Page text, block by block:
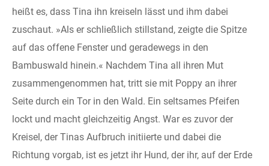
heißt es, dass Tina ihn kreiseln lässt und ihm dabei
zuschaut. »Als er schließlich stillstand, zeigte die Spitze
auf das offene Fenster und geradewegs in den
Bambuswald hinein.« Nachdem Tina all ihren Mut
zusammengenommen hat, tritt sie mit Poppy an ihrer
Seite durch ein Tor in den Wald. Ein seltsames Pfeifen
lockt und macht gleichzeitig Angst. War es zuvor der
Kreisel, der Tinas Aufbruch initiierte und dabei die
Richtung vorgab, ist es jetzt ihr Hund, der ihr, auf der Erde